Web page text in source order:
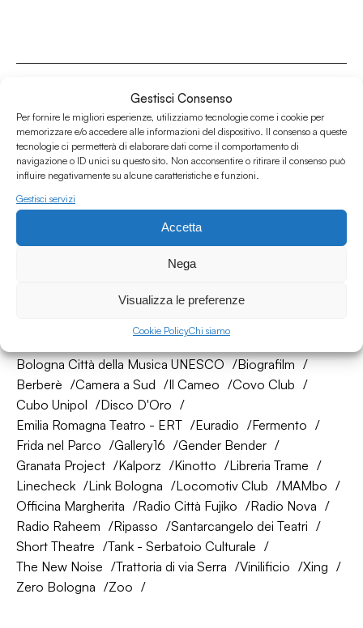
Gestisci Consenso
Per fornire le migliori esperienze, utilizziamo tecnologie come i cookie per
memorizzare e/o accedere alle informazioni del dispositivo. Il consenso a queste
tecnologie ci permetterà di elaborare dati come il comportamento di
navigazione o ID unici su questo sito. Non acconsentire o ritirare il consenso può
influire negativamente su alcune caratteristiche e funzioni.
Gestisci servizi
Accetta
Nega
Visualizza le preferenze
Cookie PolicyChi siamo
Associazione Culturale Humus
Via degli Orti 63, Bologna 40137
IVA: IT03691751204
CF: 03691751204
Bologna Città della Musica UNESCO
Biografilm
Berberè
Camera a Sud Il Cameo
Covo Club
Cubo Unipol
Disco D'Oro
Emilia Romagna Teatro - ERT
Euradio
Fermento
Frida nel Parco
Gallery16
Gender Bender
Granata Project
Kalporz Kinotto
Libreria Trame
Linecheck
Link Bologna Locomotiv Club
MAMbo
Officina Margherita
Radio Città Fujiko
Radio Nova
Radio Raheem
Ripasso
Santarcangelo dei Teatri
Short Theatre
Tank - Serbatoio Culturale
The New Noise
Trattoria di via Serra Vinilificio
Xing
Zero Bologna
Zoo